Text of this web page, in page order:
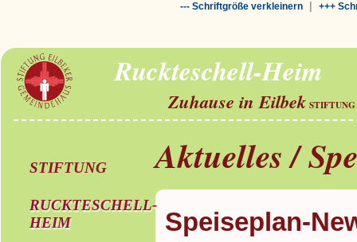
--- Schriftgröße verkleinern| +++
Ruckteschell-Heim
Zuhause in Eilbek
STIFTUNG
RUCKTESCHELL-
HEIM
Aktuelles /
Speiseplan-